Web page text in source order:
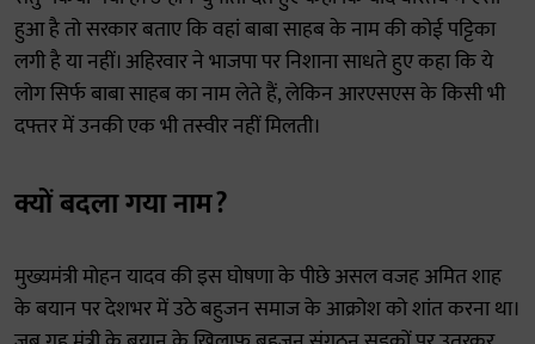
हुआ है तो सरकार बताए कि वहां बाबा साहब के नाम की कोई पट्टिका
लगी है या नहीं। अहिरवार ने भाजपा पर निशाना साधते हुए कहा कि ये
लोग सिर्फ बाबा साहब का नाम लेते हैं, लेकिन आरएसएस के किसी भी
दफ्तर में उनकी एक भी तस्वीर नहीं मिलती।
क्यों बदला गया नाम?
मुख्यमंत्री मोहन यादव की इस घोषणा के पीछे असल वजह अमित शाह
के बयान पर देशभर में उठे बहुजन समाज के आक्रोश को शांत करना था।